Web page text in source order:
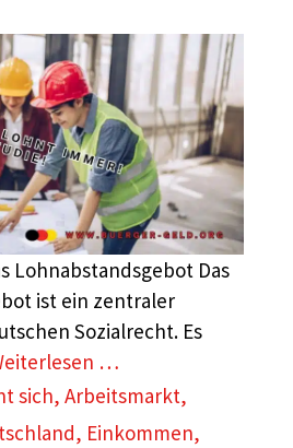
Lohnabstandsgebot Das
ist ein zentraler
Sozialrecht. Es
…
sich,Arbeitsmarkt,
, Einkommen,